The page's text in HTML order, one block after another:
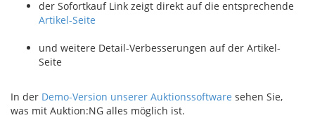
der Sofortkauf Link zeigt direkt auf die entsprechende
Artikel-Seite
und weitere Detail-Verbesserungen auf der Artikel-
Seite
In der Demo-Version unserer Auktionssoftware sehen Sie,
was mit Auktion:NG alles möglich ist.